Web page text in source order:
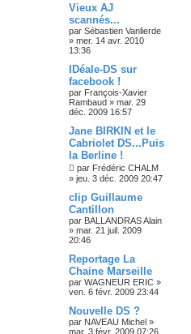
Vieux AJ
scannés...
par Sébastien Vanlierde
» mer. 14 avr. 2010
13:36
IDéale-DS sur
facebook !
par François-Xavier
Rambaud » mar. 29
déc. 2009 16:57
Jane BIRKIN et le
Cabriolet DS...Puis
la Berline !
par Frédéric CHALM
» jeu. 3 déc. 2009 20:47
clip Guillaume
Cantillon
par BALLANDRAS Alain
» mar. 21 juil. 2009
20:46
Reportage La
Chaine Marseille
par WAGNEUR ERIC »
ven. 6 févr. 2009 23:44
Nouvelle DS ?
par NAVEAU Michel »
mar. 3 févr. 2009 07:26